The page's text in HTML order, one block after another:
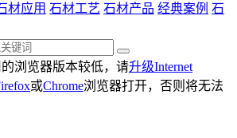
材应用 石材工艺 石材产品 经典案例 石
浏览器版本较低，请升级Internet
或Chrome浏览器打开，否则将无法